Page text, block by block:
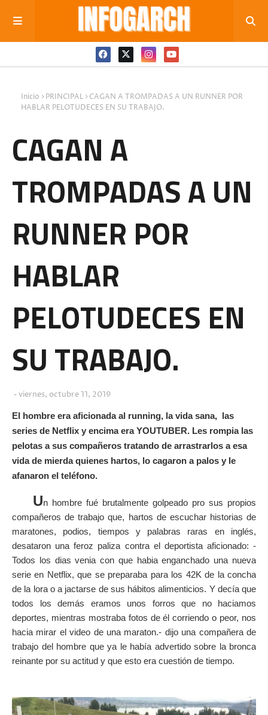
Inicio PRINCIPAL
CAGAN A TROMPADAS A UN RUNNER POR
HABLAR PELOTUDECES EN SU TRABAJO.
CAGAN A
TROMPADAS A UN
RUNNER POR
HABLAR
PELOTUDECES EN
SU TRABAJO.
viernes, octubre 11, 2019
El hombre era aficionada al running, la vida sana, las
series de Netflix y encima era YOUTUBER. Les rompia las
pelotas a sus compañeros tratando de arrastrarlos a esa
vida de mierda quienes hartos, lo cagaron a palos y le
afanaron el teléfono.
Un hombre fué brutalmente golpeado pro sus propios
compañeros de trabajo que, hartos de escuchar historias de
maratones, podios, tiempos y palabras raras en inglés,
desataron una feroz paliza contra el deportista aficionado: -
Todos los dias venia con que habia enganchado una nueva
serie en Netflix, que se preparaba para los 42K de la concha
de la lora o a jactarse de sus hábitos alimenticios. Y decía que
todos los demás eramos unos forros que no haciamos
deportes, mientras mostraba fotos de él corriendo o peor, nos
hacia mirar el video de una maraton.- dijo una compañera de
trabajo del hombre que ya le había advertido sobre la bronca
reinante por su actitud y que esto era cuestión de tiempo.